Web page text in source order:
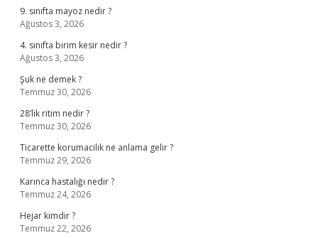
9. sınıfta mayoz nedir ?
Ağustos 3, 2026
4. sınıfta birim kesir nedir ?
Ağustos 3, 2026
Şuk ne demek ?
Temmuz 30, 2026
28’lik ritim nedir ?
Temmuz 30, 2026
Ticarette korumacilik ne anlama gelir ?
Temmuz 29, 2026
Karınca hastalığı nedir ?
Temmuz 24, 2026
Hejar kimdir ?
Temmuz 22, 2026